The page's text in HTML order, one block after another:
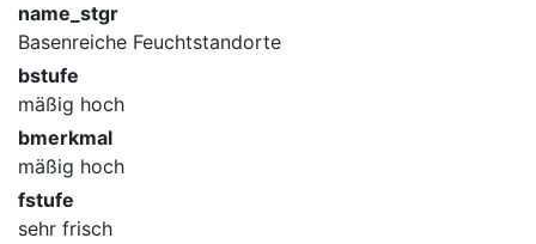
name_stgr
Basenreiche Feuchtstandorte
bstufe
mäßig hoch
bmerkmal
mäßig hoch
fstufe
sehr frisch